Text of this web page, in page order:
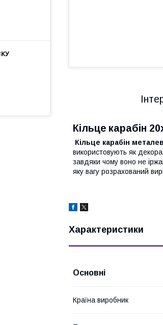
Кільце карабін
Кільце карабін
використовують як
завдяки чому воно не
яку вагу розрахований
Характеристики
Основні
Країна виробник